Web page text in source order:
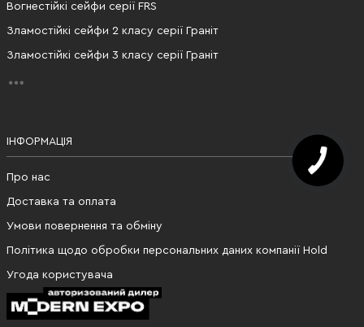
Вогнестійкі сейфи серії FRS
Зламостійкі сейфи 2 класу серії Граніт
Зламостійкі сейфи 3 класу серії Граніт
ІНФОРМАЦІЯ
Про нас
Доставка та оплата
Умови повернення та обміну
Політика щодо обробки персональних даних компанії Hold
Угода користувача
КНОПКА
ЗВ'ЯЗКУ